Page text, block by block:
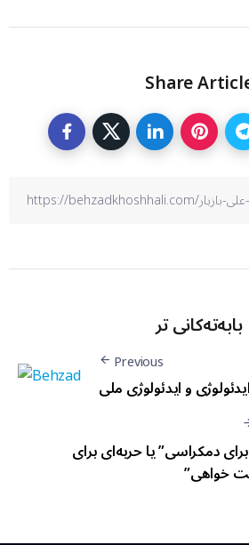
Share
بابەتەکانی تر
Previous
ایدئولوژی و ایدئولوژی ملی
دمکراسی” یا حربه‌ای برای
خواهی”